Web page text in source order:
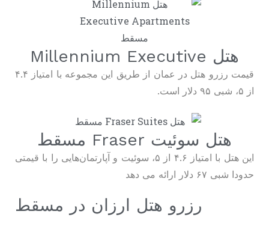
هتل Millennium Executive
قیمت رزرو هتل در عمان از طریق این مجموعه با امتیاز ۴.۴
از ۵، شبی ۹۵ دلار است.
هتل سوئیت Fraser مسقط
این هتل با امتیاز ۴.۶ از ۵، سوئیت و آپارتمان‌هایی را با قیمتی
حدودا شبی ۶۷ دلار ارائه می دهد
رزرو هتل ارزان در مسقط